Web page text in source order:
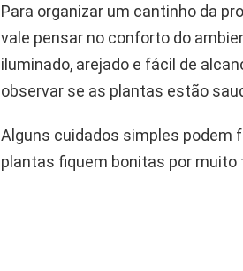
Para organizar um cantinho da
vale pensar no conforto do
iluminado, arejado e fácil de
observar se as plantas estão
Alguns cuidados simples podem
plantas fiquem bonitas por